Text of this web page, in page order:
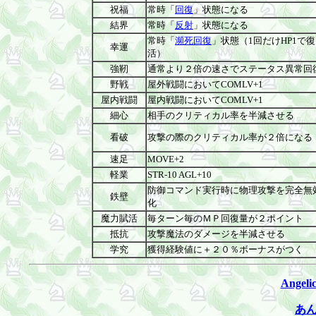
祝福
常時「 回復」状態になる
結界
常時「 反射 」状態になる
幸運
常時「瀕死回復」状態（1回だけHP1で復
活）
強靭
通常より２倍の速さでステータス異常回
野戦
屋外戦闘においてCOMLV+1
屋内戦闘
屋内戦闘においてCOMLV+1
細心
相手のクリティカル率を半減させる
看破 攻撃の際のクリティカル率が２倍になる
速足
MOVE+2
軽業
STR-10 AGL+10
鉄壁
防御コマンド実行時に物理攻撃を完全無
化
魔力賦活
毎ターン毎のＭＰ回復量が２ポイント
抵抗
攻撃魔法のダメージを半減させる
学究
獲得経験値に＋２０％ボーナスがつく
あ